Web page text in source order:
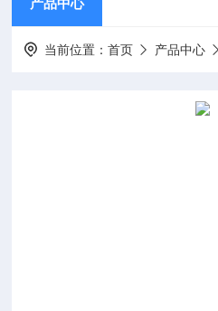
产品中心
当前位置：首页 产品中心